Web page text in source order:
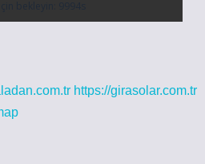
https://girasolar.com.tr